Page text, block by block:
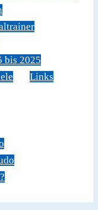
bis 2025
Links